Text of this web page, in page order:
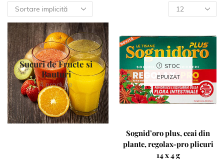
Sucuri de Fructe si
Bauturi
4 produse
STOC
EPUIZAT
Sognid’oro plus, ceai din
plante, regolax-pro plicuri
14 x 4 g